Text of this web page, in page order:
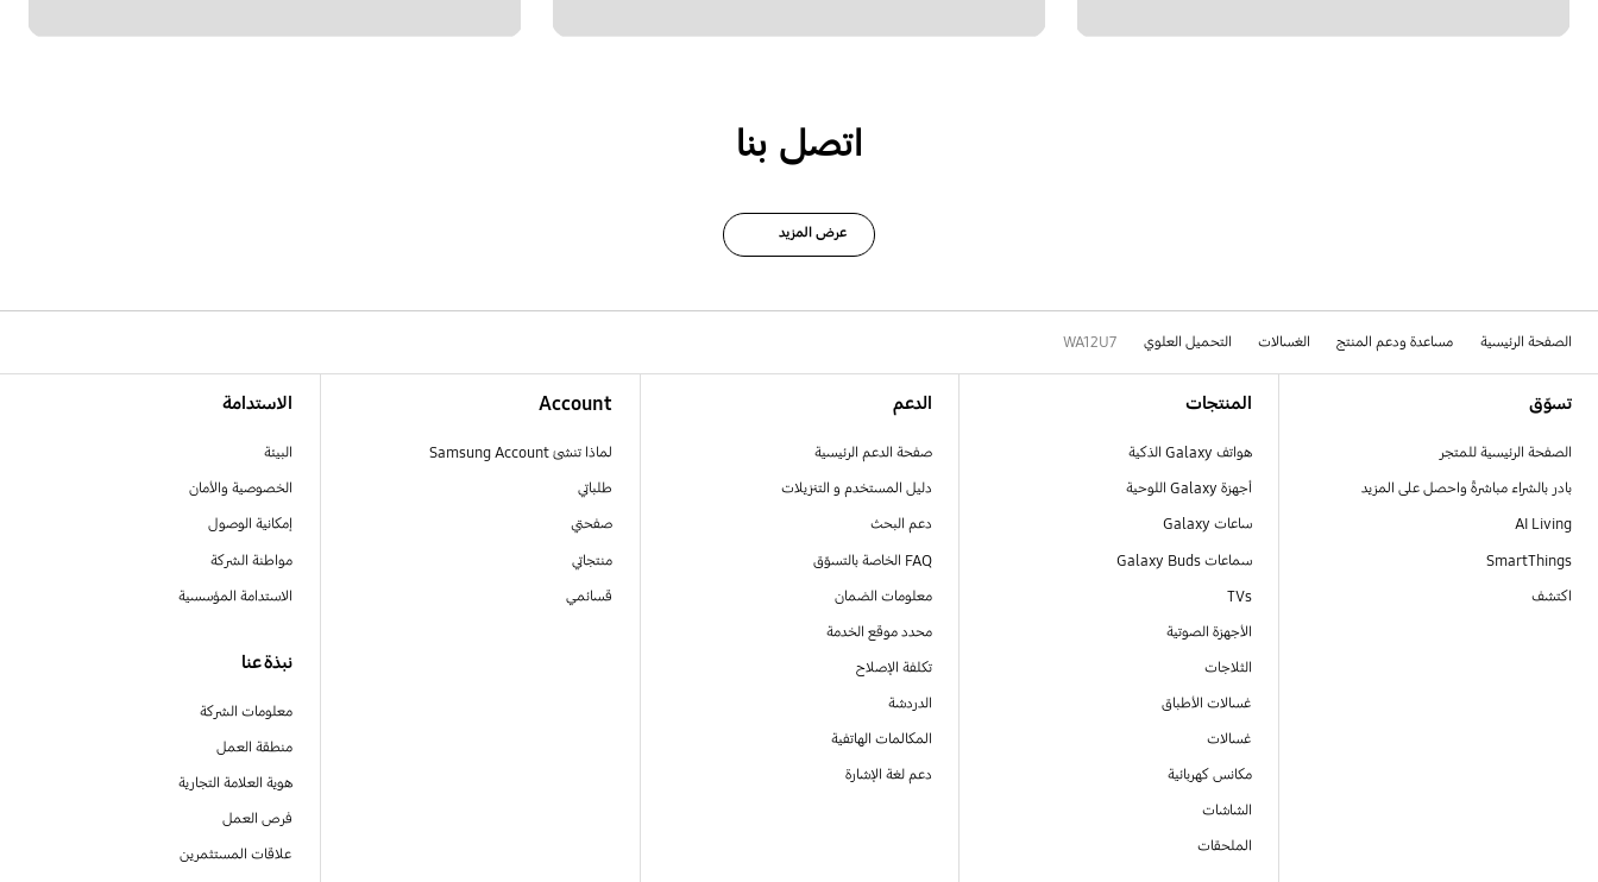
اتصل بنا
عرض المزيد
الصفحة الرئيسية مساعدة ودعم المنتج الغسالات التحميل العلوي WA12U7
تسوّق
الصفحة الرئيسية للمتجر
بادر بالشراء مباشرةً واحصل على المزيد
AI Living
SmartThings
اكتشف
المنتجات
هواتف Galaxy الذكية
أجهزة Galaxy اللوحية
ساعات Galaxy
سماعات Galaxy Buds
TVs
الأجهزة الصوتية
الثلاجات
غسالات الأطباق
غسالات
مكانس كهربائية
الشاشات
الملحقات
الدعم
صفحة الدعم الرئيسية
دليل المستخدم و التنزيلات
دعم البحث
FAQ الخاصة بالتسوّق
معلومات الضمان
محدد موقع الخدمة
تكلفة الإصلاح
الدردشة
المكالمات الهاتفية
دعم لغة الإشارة
Account
لماذا تنشئ Samsung Account
طلباتي
صفحتي
منتجاتي
قسائمي
الاستدامة
البيئة
الخصوصية والأمان
إمكانية الوصول
مواطنة الشركة
الاستدامة المؤسسية
نبذة عنا
معلومات الشركة
منطقة العمل
هوية العلامة التجارية
فرص العمل
علاقات المستثمرين